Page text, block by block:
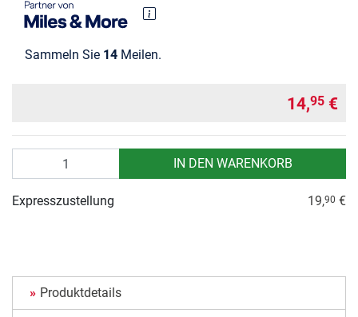
Sammeln Sie 14 Meilen.
14,95 €
IN DEN WARENKORB
Expresszustellung 19,90 €
Produktdetails